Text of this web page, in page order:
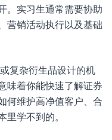
。实习生通常需要协助
营销活动执行以及基础
复杂衍生品设计的机
味着你能快速了解证券
何维护高净值客户、合
学不到的。